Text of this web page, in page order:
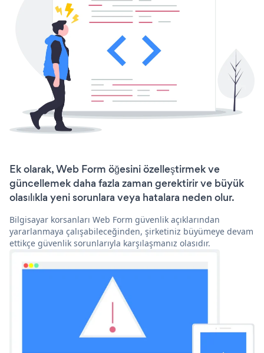
Ek olarak, Web Form öğesini özelleştirmek ve
güncellemek daha fazla zaman gerektirir ve büyük
olasılıkla yeni sorunlara veya hatalara neden olur.
Bilgisayar korsanları Web Form güvenlik açıklarından
yararlanmaya çalışabileceğinden, şirketiniz büyümeye devam
ettikçe güvenlik sorunlarıyla karşılaşmanız olasıdır.